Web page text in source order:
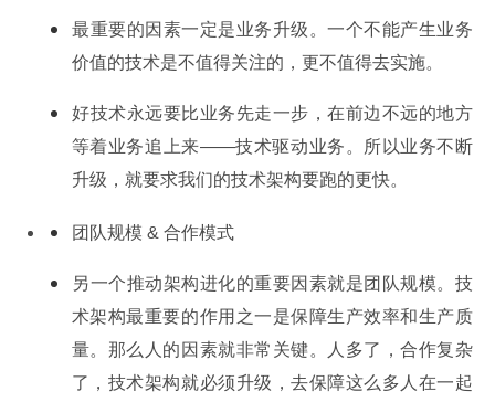
最重要的因素一定是业务升级。一个不能产生业务
价值的技术是不值得关注的，更不值得去实施。
好技术永远要比业务先走一步，在前边不远的地方
等着业务追上来——技术驱动业务。所以业务不断
升级，就要求我们的技术架构要跑的更快。
团队规模 & 合作模式
另一个推动架构进化的重要因素就是团队规模。技
术架构最重要的作用之一是保障生产效率和生产质
量。那么人的因素就非常关键。人多了，合作复杂
了，技术架构就必须升级，去保障这么多人在一起